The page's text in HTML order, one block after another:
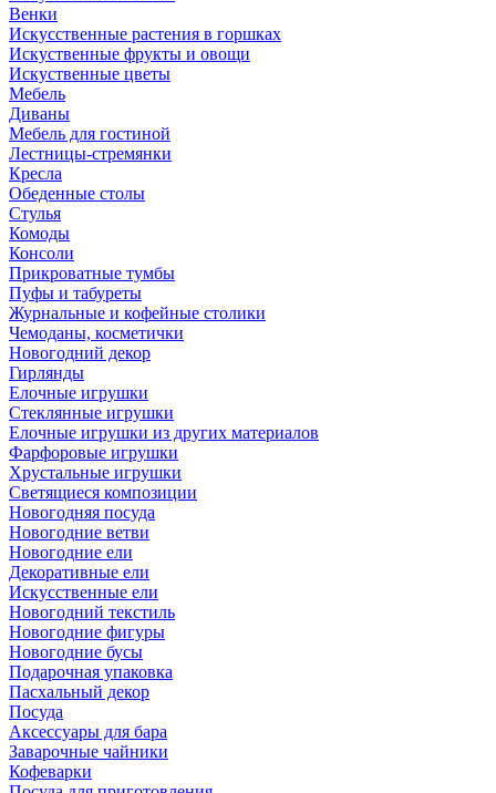
Венки
Искусственные растения в горшках
Искуственные фрукты и овощи
Искуственные цветы
Мебель
Диваны
Мебель для гостиной
Лестницы-стремянки
Кресла
Обеденные столы
Стулья
Комоды
Консоли
Прикроватные тумбы
Пуфы и табуреты
Журнальные и кофейные столики
Чемоданы, косметички
Новогодний декор
Гирлянды
Елочные игрушки
Стеклянные игрушки
Елочные игрушки из других материалов
Фарфоровые игрушки
Хрустальные игрушки
Светящиеся композиции
Новогодняя посуда
Новогодние ветви
Новогодние ели
Декоративные ели
Искусственные ели
Новогодний текстиль
Новогодние фигуры
Новогодние бусы
Подарочная упаковка
Пасхальный декор
Посуда
Аксессуары для бара
Заварочные чайники
Кофеварки